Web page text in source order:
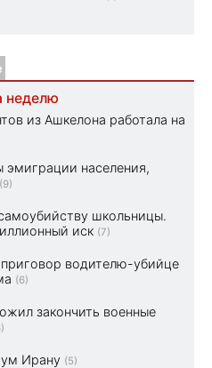
неделю
из Ашкелона работала на
населения,
(9)
школьницы.
иск (7)
водителю-убийце
(6)
закончить военные
Ирану (5)